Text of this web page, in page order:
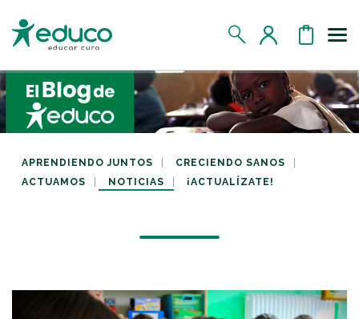
MIS DATOS
MIS APADRINADOS
MIS RETOS SOLIDARIOS
CERRAR SESIÓN
APRENDIENDO JUNTOS
CRECIENDO SANOS
ACTUAMOS
NOTICIAS ¡ACTUALÍZATE!